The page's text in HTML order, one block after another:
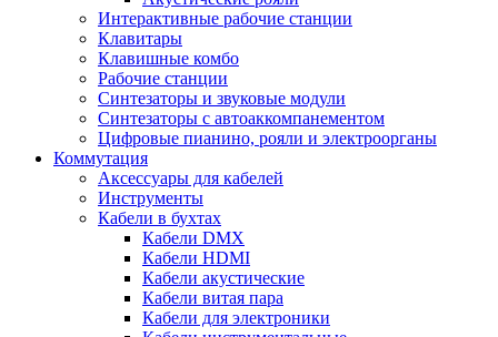
Интерактивные рабочие станции
Клавитары
Клавишные комбо
Рабочие станции
Синтезаторы и звуковые модули
Синтезаторы с автоаккомпанементом
Цифровые пианино, рояли и электроорганы
Коммутация
Аксессуары для кабелей
Инструменты
Кабели в бухтах
Кабели DMX
Кабели HDMI
Кабели акустические
Кабели витая пара
Кабели для электроники